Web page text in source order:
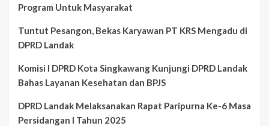
Program Untuk Masyarakat
Tuntut Pesangon, Bekas Karyawan PT KRS Mengadu di
DPRD Landak
Komisi I DPRD Kota Singkawang Kunjungi DPRD Landak
Bahas Layanan Kesehatan dan BPJS
DPRD Landak Melaksanakan Rapat Paripurna Ke-6 Masa
Persidangan I Tahun 2025